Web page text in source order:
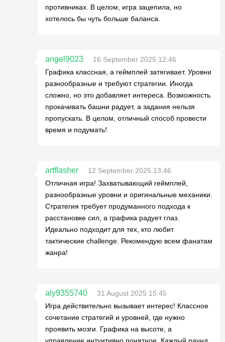
противниках. В целом, игра зацепила, но
хотелось бы чуть больше баланса.
angel9023
16 September 2025 12:46
Графика классная, а геймплей затягивает. Уровни
разнообразные и требуют стратегии. Иногда
сложно, но это добавляет интереса. Возможность
прокачивать башни радует, а задания нельзя
пропускать. В целом, отличный способ провести
время и подумать!
artflasher
12 September 2025 13:46
Отличная игра! Захватывающий геймплей,
разнообразные уровни и оригинальные механики.
Стратегия требует продуманного подхода к
расстановке сил, а графика радует глаз.
Идеально подходит для тех, кто любит
тактические challenge. Рекомендую всем фанатам
жанра!
aly9355740
31 August 2025 15:45
Игра действительно вызывает интерес! Классное
сочетание стратегий и уровней, где нужно
проявить мозги. Графика на высоте, а